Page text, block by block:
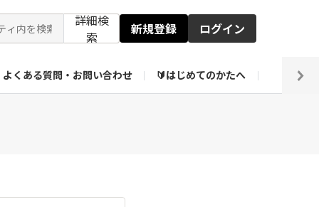
詳細検
索
新規登録 ログイン
よくある質問・お問い合わせ 🔰はじめてのかたへ 編集